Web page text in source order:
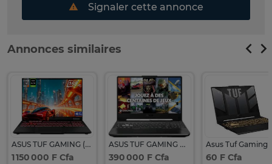
Signaler cette annonce
Annonces similaires
ASUS TUF GAMING (2026)
1 150 000 F Cfa
ASUS TUF GAMING A15
390 000 F Cfa
Asus Tuf Gaming
60 F Cfa